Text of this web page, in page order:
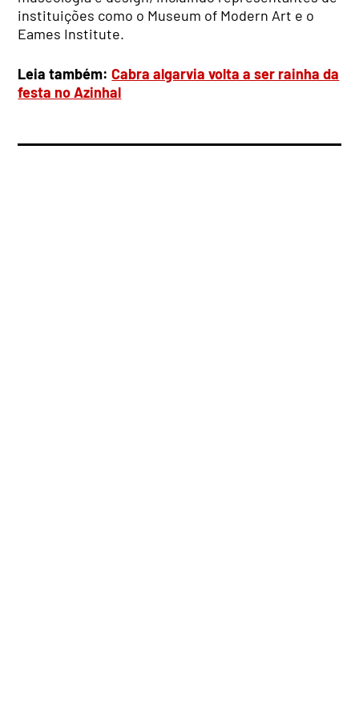
instituições como o Museum of Modern Art e o
Eames Institute.
Leia também:Cabra algarvia volta a ser rainha da
festa no Azinhal